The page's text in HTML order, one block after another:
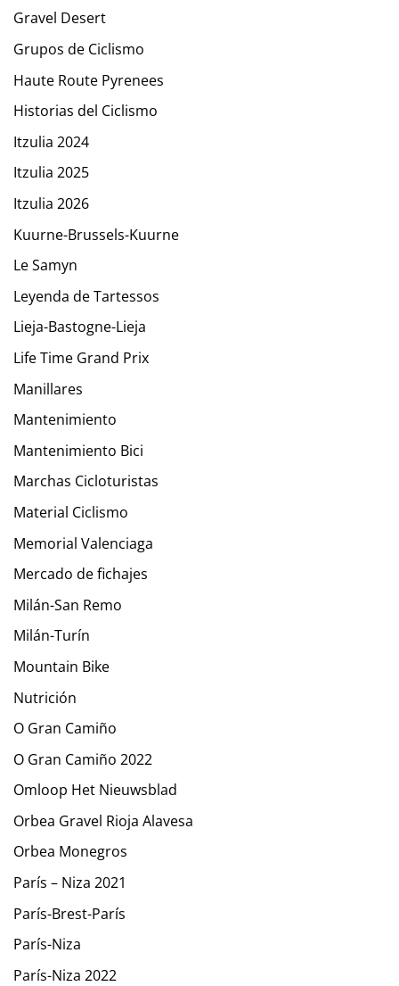
Gravel Desert
Grupos de Ciclismo
Haute Route Pyrenees
Historias del Ciclismo
Itzulia 2024
Itzulia 2025
Itzulia 2026
Kuurne-Brussels-Kuurne
Le Samyn
Leyenda de Tartessos
Lieja-Bastogne-Lieja
Life Time Grand Prix
Manillares
Mantenimiento
Mantenimiento Bici
Marchas Cicloturistas
Material Ciclismo
Memorial Valenciaga
Mercado de fichajes
Milán-San Remo
Milán-Turín
Mountain Bike
Nutrición
O Gran Camiño
O Gran Camiño 2022
Omloop Het Nieuwsblad
Orbea Gravel Rioja Alavesa
Orbea Monegros
París – Niza 2021
París-Brest-París
París-Niza
París-Niza 2022